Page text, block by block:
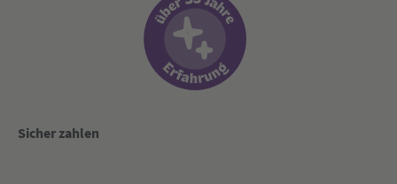
Sicher zahlen